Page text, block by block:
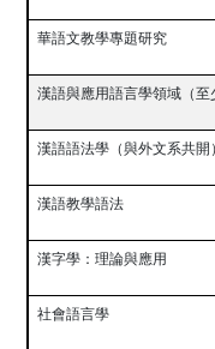
華語文教學專題研究
漢語與應用語言學領域（至
漢語語法學（與外文系共開
漢語教學語法
漢字學：理論與應用
社會語言學